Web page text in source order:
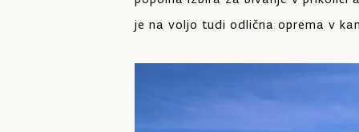
je na voljo tudi odlična oprema v